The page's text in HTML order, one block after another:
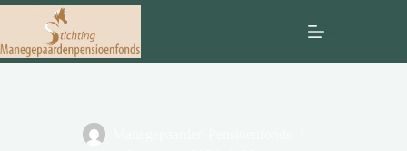
Ga
inhoud